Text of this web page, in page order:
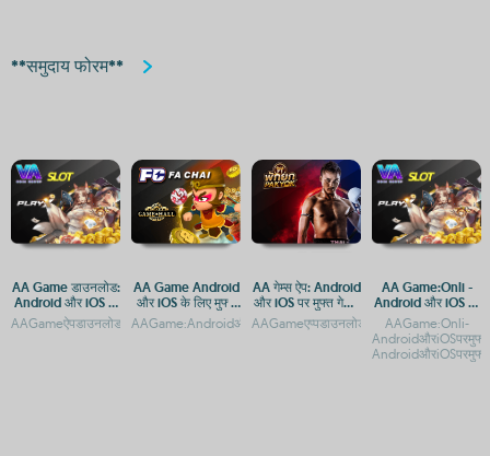
**समुदाय फोरम**
AA Game डाउनलोड:
Android और iOS के
लिए मुफ्त गेमिंग एप
AA Game Android
और iOS के लिए मुफ्त
गेमिंग ऐप
AA गेम्स ऐप: Android
और iOS पर मुफ्त गेमिंग
का आनंद
AA Game:Onli -
Android और iOS पर
मुफ्त गेमिंग एप
AAGame:Onli-